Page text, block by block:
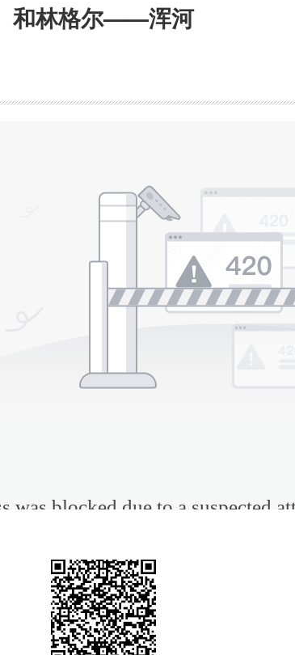
和林格尔——浑河